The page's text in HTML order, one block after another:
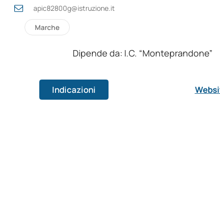
apic82800g@istruzione.it
Marche
Dipende da: I.C. “Monteprandone”
Indicazioni